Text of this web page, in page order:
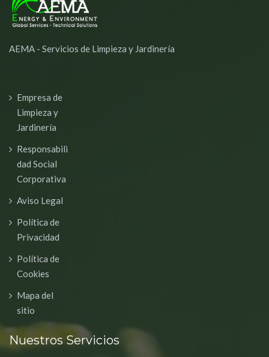
AEMA - Servicios de Limpieza y Jardinería
Empresa de
Limpieza y
Jardinería
Responsabili
dad Social
Corporativa
Aviso Legal
Política de
Privacidad
Política de
Cookies
Mapa del
sitio
Nuestros Servicios